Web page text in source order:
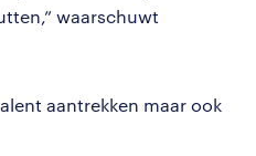
waarschuwt
aantrekken maar ook